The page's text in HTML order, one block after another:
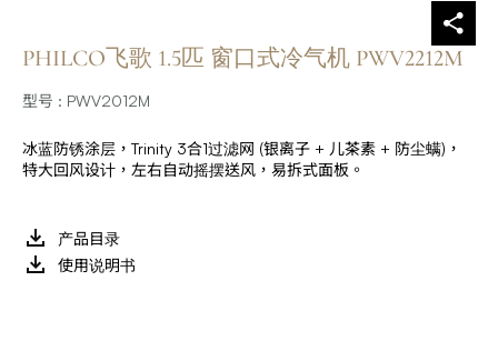
PHILCO飞歌 1.5匹 窗口式冷气机 PWV2212M
型号 : PWV2012M
冰蓝防锈涂层，Trinity 3合1过滤网 (银离子 + 儿茶素 + 防尘螨)，
特大回风设计，左右自动摇摆送风，易拆式面板。
产品目录
使用说明书